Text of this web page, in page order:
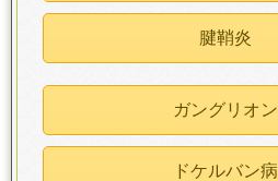
腱鞘炎
ガングリオン
ドケルバン病